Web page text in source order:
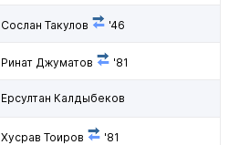
Сослан Такулов '46
Ринат Джуматов '81
Ерсултан Калдыбеков
Хусрав Тоиров '81